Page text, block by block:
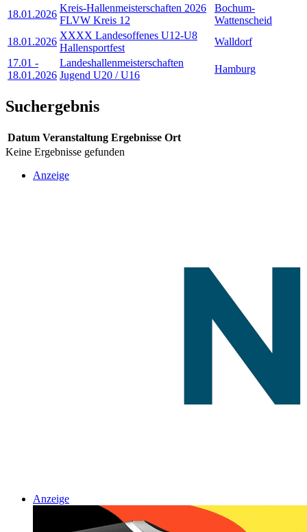
18.01.2026
Kreis-Hallenmeisterschaften 2026
FLVW Kreis 12
Bochum-
Wattenscheid
18.01.2026
XXXX Landesoffenes U12-U8
Hallensportfest
Walldorf
17.01 -
18.01.2026
Landeshallenmeisterschaften
Jugend U20 / U16
Hamburg
Suchergebnis
Datum Veranstaltung Ergebnisse Ort
Keine Ergebnisse gefunden
Anzeige
Anzeige